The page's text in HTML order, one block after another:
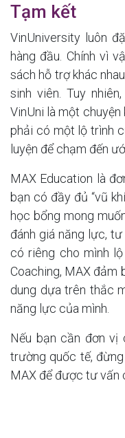
Tạm kết
VinUniversity luôn
hàng đầu. Chính vì
sách hỗ trợ khác
sinh viên. Tuy
VinUni là một chuyện
phải có một lộ trình
luyện để chạm đến
MAX Education là
bạn có đầy đủ “vũ
học bổng mong
đánh giá năng lực,
có riêng cho mình
Coaching, MAX đảm
dung dựa trên thắc
năng lực của mình.
Nếu bạn cần đơn
trường quốc tế,
MAX để được tư vấn